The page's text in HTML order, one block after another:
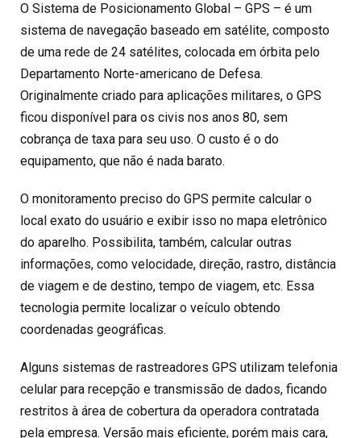
O Sistema de Posicionamento Global – GPS – é um
sistema de navegação baseado em satélite, composto
de uma rede de 24 satélites, colocada em órbita pelo
Departamento Norte-americano de Defesa.
Originalmente criado para aplicações militares, o GPS
ficou disponível para os civis nos anos 80, sem
cobrança de taxa para seu uso. O custo é o do
equipamento, que não é nada barato.
O monitoramento preciso do GPS permite calcular o
local exato do usuário e exibir isso no mapa eletrônico
do aparelho. Possibilita, também, calcular outras
informações, como velocidade, direção, rastro, distância
de viagem e de destino, tempo de viagem, etc. Essa
tecnologia permite localizar o veículo obtendo
coordenadas geográficas.
Alguns sistemas de rastreadores GPS utilizam telefonia
celular para recepção e transmissão de dados, ficando
restritos à área de cobertura da operadora contratada
pela empresa. Versão mais eficiente, porém mais cara,